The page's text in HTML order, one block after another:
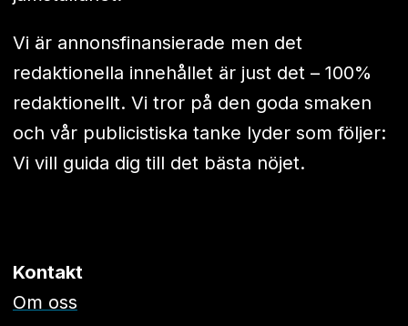
Vi är annonsfinansierade men det
redaktionella innehållet är just det – 100%
redaktionellt. Vi tror på den goda smaken
och vår publicistiska tanke lyder som följer:
Vi vill guida dig till det bästa nöjet.
Kontakt
Om oss